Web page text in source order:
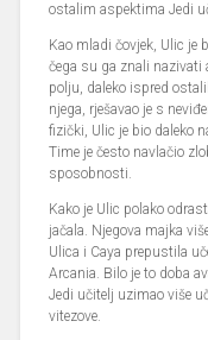
ostalim aspektima Jedi
Kao mladi čovjek, Ulic je
čega su ga znali nazivati
polju, daleko ispred
njega, rješavao je s
fizički, Ulic je bio daleko
Time je često navlačio
sposobnosti.
Kako je Ulic polako
jačala. Njegova majka
Ulica i Caya prepustila
Arcania. Bilo je to doba
Jedi učitelj uzimao više
vitezove.